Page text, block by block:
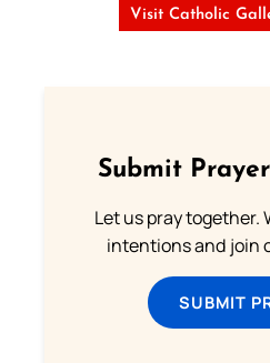
Visit Catholic
Submit
Let us pray together.
intentions and join
SUBMIT